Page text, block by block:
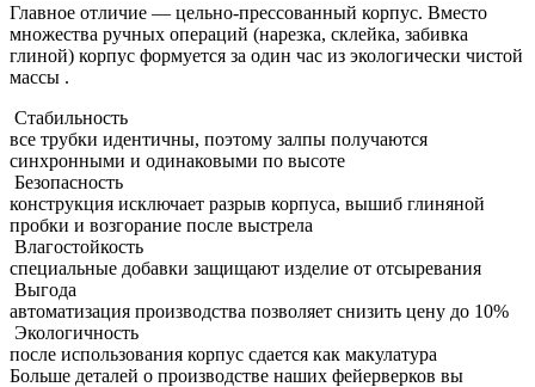
Главное отличие — цельно-прессованный корпус. Вместо
множества ручных операций (нарезка, склейка, забивка
глиной) корпус формуется за один час из экологически чистой
массы .
Стабильность
все трубки идентичны, поэтому залпы получаются
синхронными и одинаковыми по высоте
Безопасность
конструкция исключает разрыв корпуса, вышиб глиняной
пробки и возгорание после выстрела
Влагостойкость
специальные добавки защищают изделие от отсыревания
Выгода
автоматизация производства позволяет снизить цену до 10%
Экологичность
после использования корпус сдается как макулатура
Больше деталей о производстве наших фейерверков вы